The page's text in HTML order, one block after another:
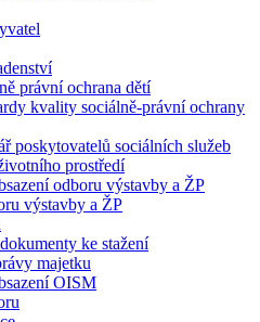
právní ochrana dětí
kvality sociálně-právní ochrany
poskytovatelů sociálních služeb
prostředí
odboru výstavby a ŽP
výstavby a ŽP
ke stažení
majetku
OISM